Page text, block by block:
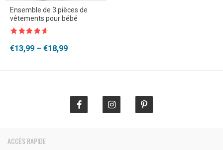
Ensemble de 3 pièces de
vêtements pour bébé
€13,99 – €18,99
Plage
ACCÈS RAPIDE